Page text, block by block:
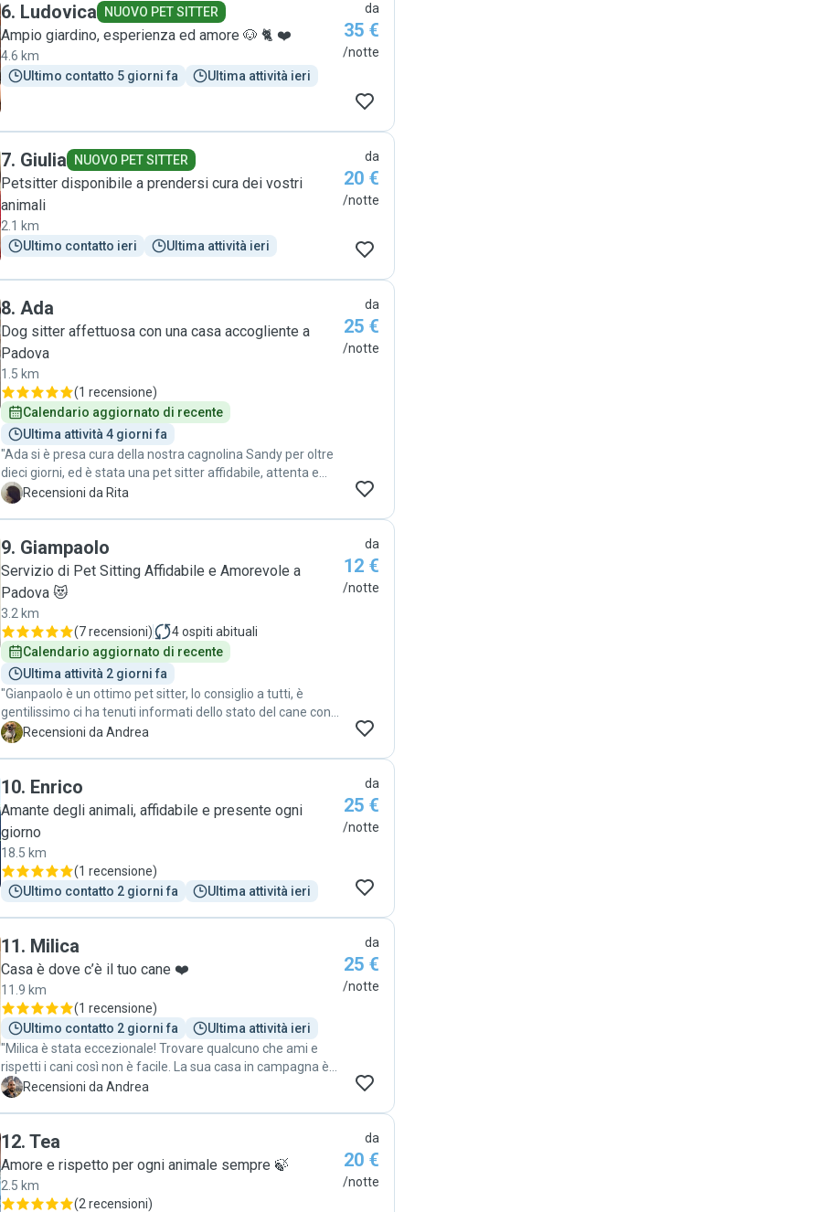
6. Ludovica NUOVO PET SITTER
Ampio giardino, esperienza ed amore 🐶 🐈 ❤️
4.6 km
Ultimo contatto 5 giorni fa
Ultima attività ieri
da
35 €
/notte
7. Giulia NUOVO PET SITTER
Petsitter disponibile a prendersi cura dei vostri
animali
2.1 km
Ultimo contatto ieri
Ultima attività ieri
da
20 €
/notte
8. Ada
Dog sitter affettuosa con una casa accogliente a
Padova
1.5 km
(1 recensione)
Calendario aggiornato di recente
Ultima attività 4 giorni fa
"Ada si è presa cura della nostra cagnolina Sandy per oltre
dieci giorni, ed è stata una pet sitter affidabile, attenta e
premurosa. Aveva già preparato un ambiente accogliente
mantenuto eccellente comunicazione durante tutto il
soggiorno, inviando foto e aggiornamenti quotidiani. In un
periodo di grande caldo è stata molto attenta a tenerla
fresca e idratata. Dopo il soggiorno ho ritrovato Sandy in
ottima forma, contenta e affezionata ad Ada. Posso
assolutamente raccomandarla come una pet sitter
eccellente. Grazie Ada!"
R Recensioni da Rita
da
25 €
/notte
9. Giampaolo
Servizio di Pet Sitting Affidabile e Amorevole a
Padova 😻
3.2 km
(7 recensioni) 4ospiti abituali
Calendario aggiornato di recente
Ultima attività 2 giorni fa
"Gianpaolo è un ottimo pet sitter, lo consiglio a tutti, è
gentilissimo ci ha tenuti informati dello stato del cane con
foto e ha tanta cura e amore per gli animali. Lo consiglio
A Recensioni da Andrea
da
12 €
/notte
10. Enrico
Amante degli animali, affidabile e presente ogni
giorno
18.5 km
(1 recensione)
Ultimo contatto 2 giorni fa
Ultima attività ieri
da
25 €
/notte
11. Milica
Casa è dove c’è il tuo cane ❤️
11.9 km
(1 recensione)
Ultimo contatto 2 giorni fa
Ultima attività ieri
"Milica è stata eccezionale! Trovare qualcuno che ami e
rispetti i cani così non è facile. La sua casa in campagna è
un'oasi di pace e il giardino, super sicuro e spazioso, è
divertiti come matti! È stato bellissimo tornare a prendere i
cani e vederli così rilassati e felici. Ci torneremo
sicuramente!"
A Recensioni da Andrea
da
25 €
/notte
12. Tea
Amore e rispetto per ogni animale sempre 🍃
2.5 km
(2 recensioni)
da
20 €
/notte